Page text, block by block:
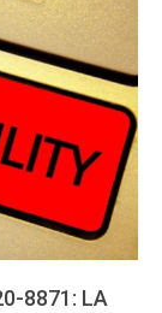
8871: LA